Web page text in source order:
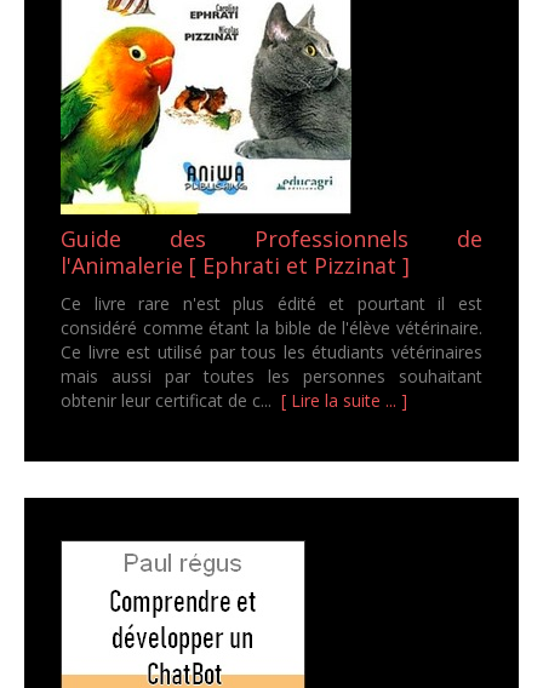
Guide des Professionnels de
l'Animalerie [ Ephrati et Pizzinat ]
Ce livre rare n'est plus édité et pourtant il est
considéré comme étant la bible de l'élève vétérinaire.
Ce livre est utilisé par tous les étudiants vétérinaires
mais aussi par toutes les personnes souhaitant
obtenir leur certificat de c... [ Lire la suite ... ]